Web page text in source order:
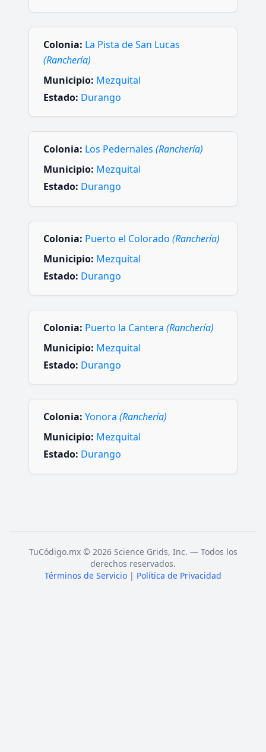
Colonia: La Pista de San Lucas
(Ranchería)
Municipio: Mezquital
Estado: Durango
Colonia: Los Pedernales (Ranchería)
Municipio: Mezquital
Estado: Durango
Colonia: Puerto el Colorado (Ranchería)
Municipio: Mezquital
Estado: Durango
Colonia: Puerto la Cantera (Ranchería)
Municipio: Mezquital
Estado: Durango
Colonia: Yonora (Ranchería)
Municipio: Mezquital
Estado: Durango
TuCódigo.mx © 2026 Science Grids, Inc. — Todos los
derechos reservados.
Términos de Servicio | Política de Privacidad